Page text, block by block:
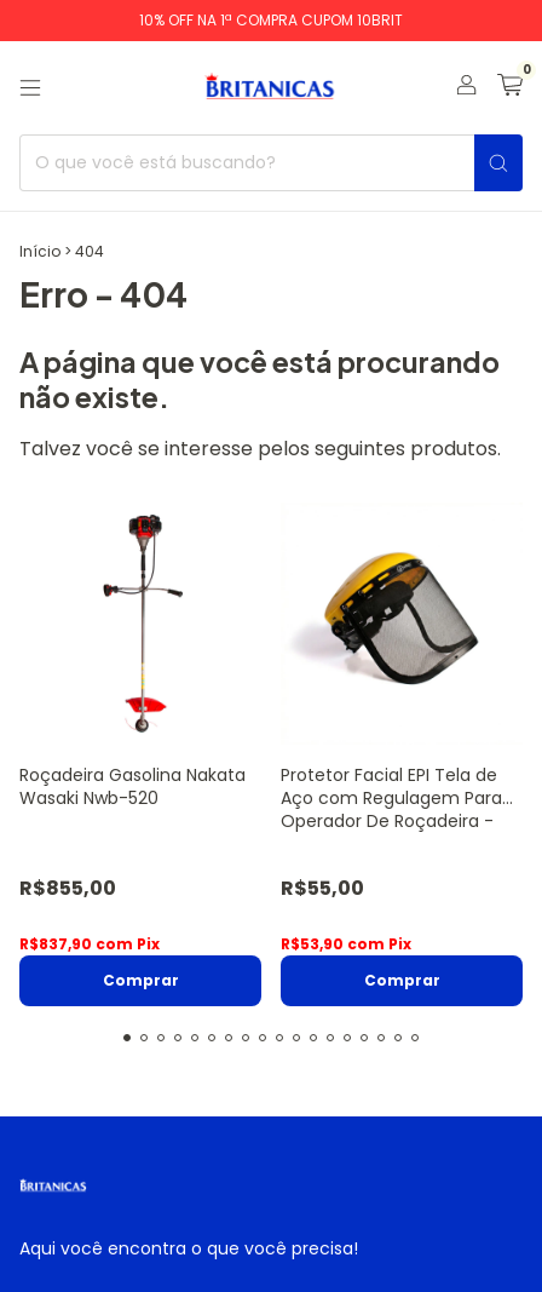
10% OFF NA 1ª COMPRA CUPOM 10BRIT
0
Início > 404
Erro - 404
A página que você está procurando
não existe.
Talvez você se interesse pelos seguintes produtos.
Roçadeira Gasolina Nakata
Wasaki Nwb-520
R$855,00
R$837,90 com Pix
Protetor Facial EPI Tela de
Aço com Regulagem Para
Operador De Roçadeira -
R$55,00
R$53,90 com Pix
Aqui você encontra o que você precisa!